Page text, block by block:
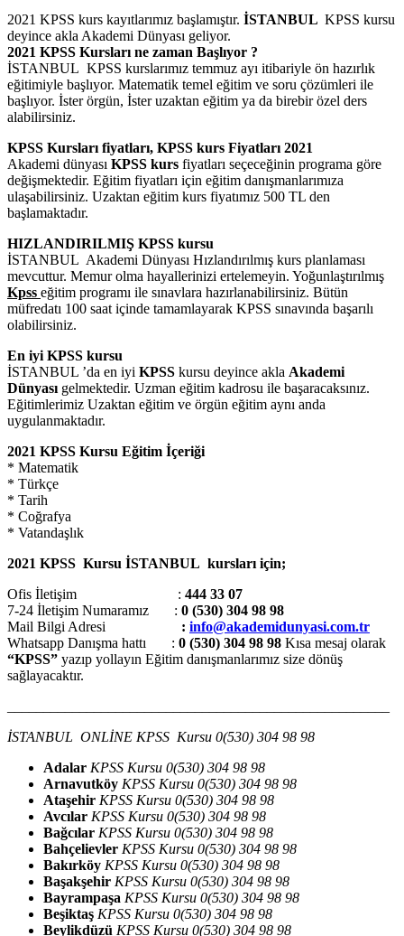
2021 KPSS kurs kayıtlarımız başlamıştır. İSTANBUL KPSS kursu
deyince akla Akademi Dünyası geliyor.
2021 KPSS Kursları ne zaman Başlıyor ?
İSTANBUL KPSS kurslarımız temmuz ayı itibariyle ön hazırlık
eğitimiyle başlıyor. Matematik temel eğitim ve soru çözümleri ile
başlıyor. İster örgün, İster uzaktan eğitim ya da birebir özel ders
alabilirsiniz.
KPSS Kursları fiyatları, KPSS kurs Fiyatları 2021
Akademi dünyası KPSS kurs fiyatları seçeceğinin programa göre
değişmektedir. Eğitim fiyatları için eğitim danışmanlarımıza
ulaşabilirsiniz. Uzaktan eğitim kurs fiyatımız 500 TL den
başlamaktadır.
HIZLANDIRILMIŞ KPSS kursu
İSTANBUL Akademi Dünyası Hızlandırılmış kurs planlaması
mevcuttur. Memur olma hayallerinizi ertelemeyin. Yoğunlaştırılmış
Kpss eğitim programı ile sınavlara hazırlanabilirsiniz. Bütün
müfredatı 100 saat içinde tamamlayarak KPSS sınavında başarılı
olabilirsiniz.
En iyi KPSS kursu
İSTANBUL ’da en iyi KPSS kursu deyince akla Akademi
Dünyası gelmektedir. Uzman eğitim kadrosu ile başaracaksınız.
Eğitimlerimiz Uzaktan eğitim ve örgün eğitim aynı anda
uygulanmaktadır.
2021 KPSS Kursu Eğitim İçeriği
* Matematik
* Türkçe
* Tarih
* Coğrafya
* Vatandaşlık
2021 KPSS Kursu İSTANBUL kursları için;
Ofis İletişim : 444 33 07
7-24 İletişim Numaramız : 0 (530) 304 98 98
Mail Bilgi Adresi : info@akademidunyasi.com.tr
Whatsapp Danışma hattı
: 0 (530) 304 98 98 Kısa mesaj olarak
“KPSS” yazıp yollayın Eğitim danışmanlarımız size dönüş
sağlayacaktır.
İSTANBUL ONLİNE KPSS Kursu 0(530) 304 98 98
Adalar KPSS Kursu 0(530) 304 98 98
Arnavutköy KPSS Kursu 0(530) 304 98 98
Ataşehir KPSS Kursu 0(530) 304 98 98
Avcılar KPSS Kursu 0(530) 304 98 98
Bağcılar KPSS Kursu 0(530) 304 98 98
Bahçelievler KPSS Kursu 0(530) 304 98 98
Bakırköy KPSS Kursu 0(530) 304 98 98
Başakşehir KPSS Kursu 0(530) 304 98 98
Bayrampaşa KPSS Kursu 0(530) 304 98 98
Beşiktaş KPSS Kursu 0(530) 304 98 98
Beylikdüzü KPSS Kursu 0(530) 304 98 98